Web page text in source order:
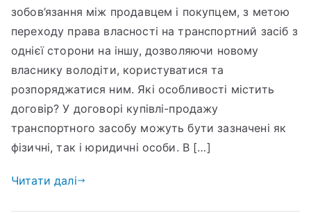
зобов’язання між продавцем і покупцем, з метою
переходу права власності на транспортний засіб з
однієї сторони на іншу, дозволяючи новому
власнику володіти, користуватися та
розпоряджатися ним. Які особливості містить
договір? У договорі купівлі-продажу
транспортного засобу можуть бути зазначені як
фізичні, так і юридичні особи. В […]
Читати далі